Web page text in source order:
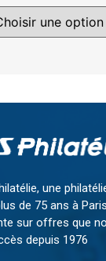
une
de 75 ans à
sur offres que
depuis 1976